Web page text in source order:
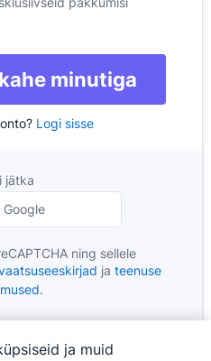
minutiga
Logi sisse
jätka
Google
ning sellele
Avaneb uues aknas
ja Google
teenuse
.
ja muid